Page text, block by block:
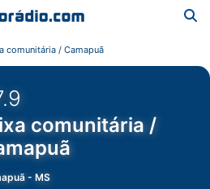
comunitária / Camapuã
comunitária /
-MS